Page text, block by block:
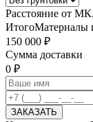
Расстояние от
ИтогоМатериалы
150 000 ₽
Сумма доставки
0 ₽